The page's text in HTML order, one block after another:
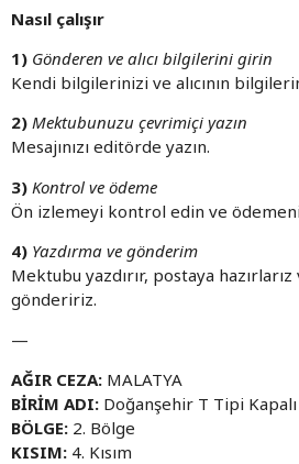
Nasıl çalışır
1) Gönderen ve alıcı bilgilerini girin
Kendi bilgilerinizi ve alıcının
2) Mektubunuzu çevrimiçi yazın
Mesajınızı editörde yazın.
3) Kontrol ve ödeme
Ön izlemeyi kontrol edin ve
4) Yazdırma ve gönderim
Mektubu yazdırır, postaya
göndeririz.
—
AĞIR CEZA: MALATYA
BİRİM ADI: Doğanşehir T Tipi
BÖLGE: 2. Bölge
KISIM: 4. Kısım